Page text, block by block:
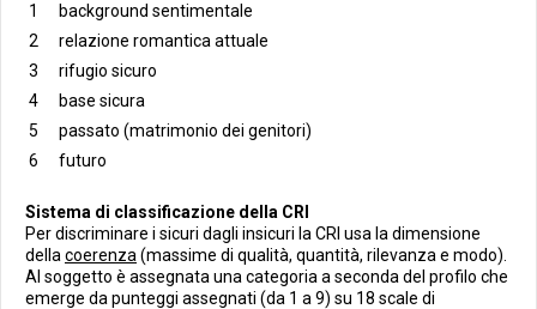
background sentimentale
relazione romantica attuale
rifugio sicuro
base sicura
passato (matrimonio dei genitori)
futuro
Sistema di classificazione della CRI
Per discriminare i sicuri dagli insicuri la CRI usa la dimensione
della coerenza (massime di qualità, quantità, rilevanza e modo).
Al soggetto è assegnata una categoria a seconda del profilo che
emerge da punteggi assegnati (da 1 a 9) su 18 scale di